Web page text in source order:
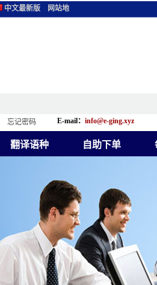
翻译语种 自助下单
忘记密码 E-mail： info@e-ging.xyz
中文最新版
网站地